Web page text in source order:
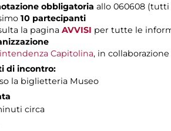
obbligatoria allo 060608 (tutti
10 partecipanti
la pagina AVVISI per tutte le
Capitolina, in
di incontro:
la biglietteria Museo
circa